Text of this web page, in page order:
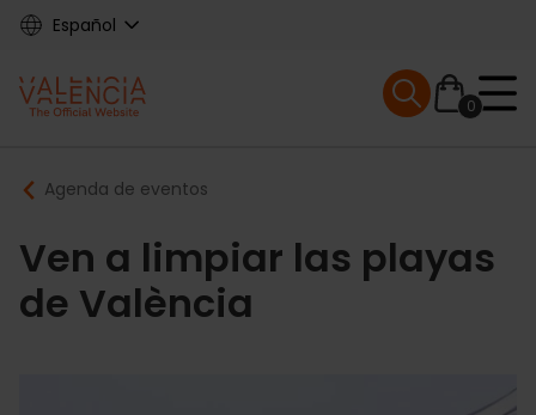
Skip
content
Español
Main
navigation
0
Mobile menu
Breadcrumb
Agenda de eventos
Ven a limpiar las playas
de València